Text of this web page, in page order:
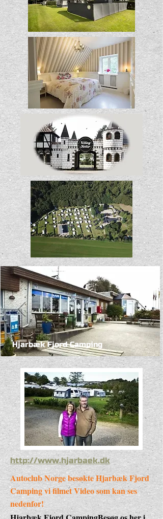
Hjarbæk Fjord Camping
http://www.hjarbaek.dk
Autoclub Norge besøkte Hjarbæk Fjord
Camping vi filmet Video som kan ses
nedenfor!